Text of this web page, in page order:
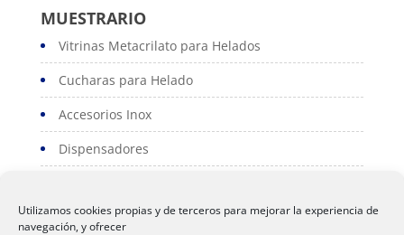
Utilizamos cookies propias y de terceros para mejorar la experiencia de
navegación, y ofrecer
MUESTRARIO
Vitrinas Metacrilato para Helados
Cucharas para Helado
Accesorios Inox
Dispensadores
Serviconos